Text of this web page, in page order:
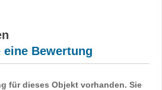
eine Bewertung
für dieses Objekt vorhanden. Sie